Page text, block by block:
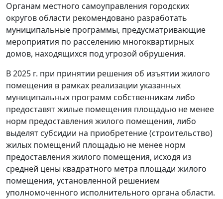
Органам местного самоуправления городских
округов области рекомендовано разработать
муниципальные программы, предусматривающие
мероприятия по расселению многоквартирных
домов, находящихся под угрозой обрушения.
В 2025 г. при принятии решения об изъятии жилого
помещения в рамках реализации указанных
муниципальных программ собственникам либо
предоставят жилые помещения площадью не менее
норм предоставления жилого помещения, либо
выделят субсидии на приобретение (строительство)
жилых помещений площадью не менее норм
предоставления жилого помещения, исходя из
средней цены квадратного метра площади жилого
помещения, установленной решением
уполномоченного исполнительного органа области.